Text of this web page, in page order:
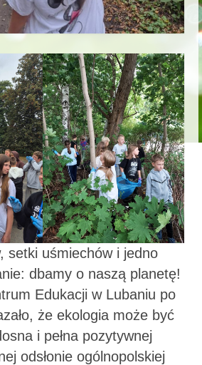
setki uśmiechów i jedno
dbamy o naszą planetę!
Edukacji w Lubaniu po
że ekologia może być
i pełna pozytywnej
odsłonie ogólnopolskiej